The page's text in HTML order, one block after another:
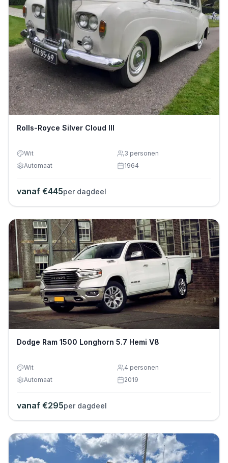
Rolls-Royce Silver Cloud III
Wit 3 personen
Automaat
1964
vanaf €445per dagdeel
Dodge Ram 1500 Longhorn 5.7 Hemi V8
Wit 4 personen
Automaat
2019
vanaf €295per dagdeel